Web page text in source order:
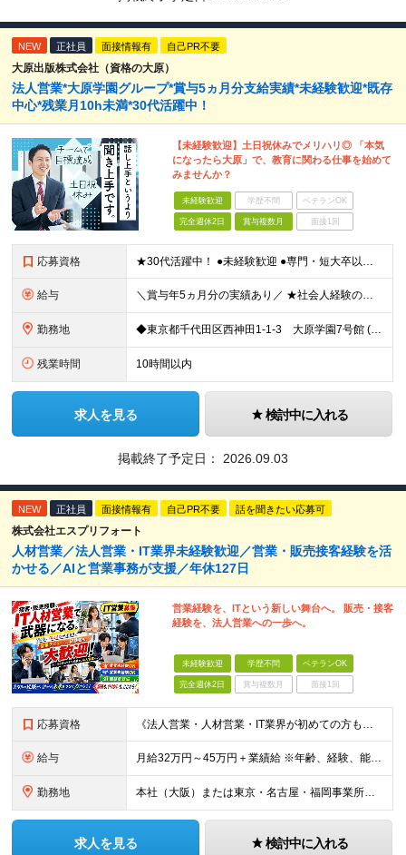
NEW 正社員 面接情報有 自己PR不要
大原出版株式会社（資格の大原）
法人営業*大原学園グループ*賞与5ヵ月分支給実績*未経験歓迎*既存
中心*残業月10h未満*30代活躍中！
【未経験歓迎】土日祝休みでメリハリ◎ 「本気
になったら大原」で、教育に関わる仕事を始めて
みませんか？
未経験歓迎 学歴不問 ベテランOK
完全週休2日 賞与複数月 面接1回
応募資格 ★30代活躍中！ ●未経験歓迎 ●専門・短大卒以上 ●簡単なPCスキル（Excel、Wordでの入力ができる程度） 〜こんな方にピッタリです〜 ◎数字に追われず、お客様とじっくり向き合いたい方 ◎相
給与 ＼賞与年5ヵ月分の実績あり／ ★社会人経験の年数に応じて給与アップ！ ★実績に応じたベースアップも年1回実施しています ★営業経験者の方は、月給40万円も可能！ 【想定年収】400～800万円 ┗
勤務地 ◆東京都千代田区西神田1-1-3 大原学園7号館 (変更の範囲)上記を除く当社関連勤務地
残業時間 10時間以内
求人を見る 検討中に入れる
掲載終了予定日： 2026.09.03
NEW 正社員 面接情報有 自己PR不要 話を聞きたい応募可
株式会社エスプリフォート
人材営業／法人営業・IT業界未経験歓迎／営業・販売接客経験を活
かせる／AIと営業事務が支援／年休127日
営業経験を、ITという新しい舞台へ。 販売・接客
経験を、法人営業への一歩へ。
未経験歓迎 学歴不問 ベテランOK
完全週休2日 賞与複数月 面接1回
応募資格 《法人営業・人材営業・IT業界が初めての方も歓迎！》 ◆学歴不問 ◆営業に興味がある方 ◆人と話したり、相手の話を聞いたりする仕事がしたい方 ※営業経験・IT知識・AIの利用経験は問いません。 ※
給与 月給32万円～45万円＋業績給 ※年齢、経験、能力を考慮の上、優遇します。 ※業績給は経験や実績に応じ、当社規定により支給額を決定します。 ※試用期間3ヶ月あり。その間の待遇に変更はありません。
勤務地 本社（大阪）または東京・名古屋・福岡事業所のいずれか ★希望勤務地を考慮 ★転勤なし ★U・Iターン歓迎 【大阪本社】 大阪府大阪市西区江戸堀2-2-1 アズワン別館8F 【東京事業所】 東京都
求人を見る 検討中に入れる